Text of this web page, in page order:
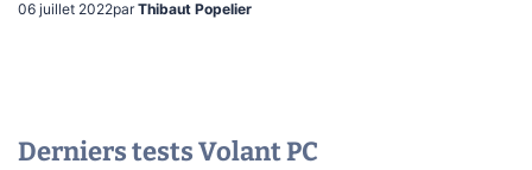
06 juillet 2022par Thibaut Popelier
Derniers testsVolant PC